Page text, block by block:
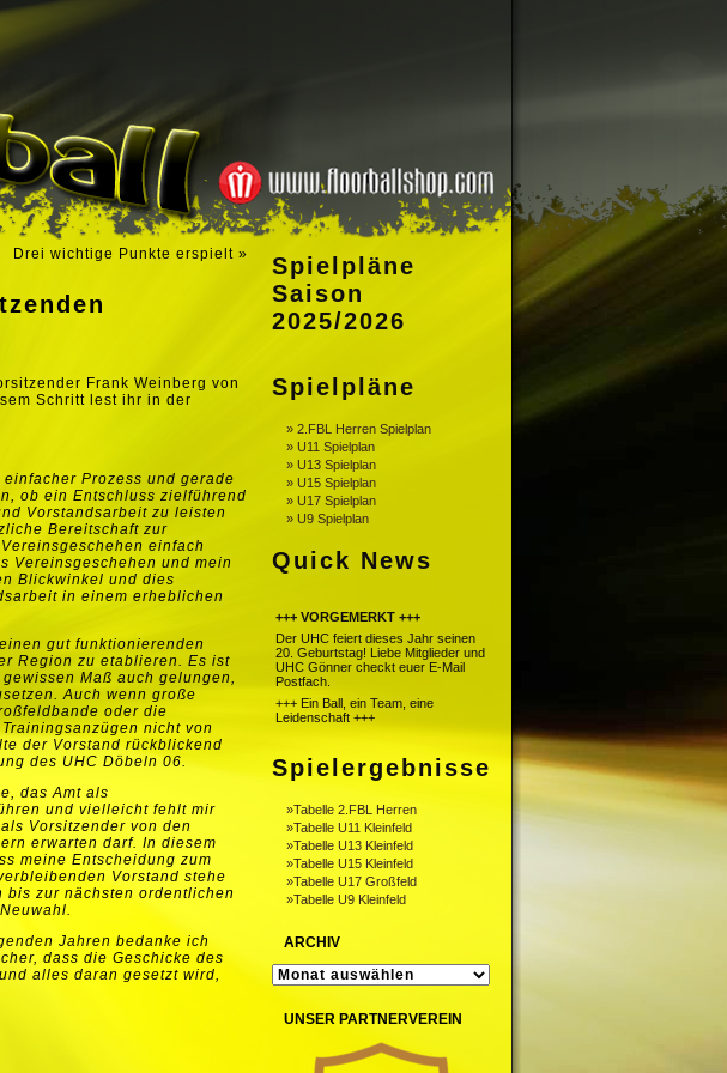
Drei wichtige Punkte erspielt »
Frank Weinberg von
Schritt lest ihr in der
Prozess und gerade
ob ein Entschluss zielführend
Vorstandsarbeit zu leisten
Bereitschaft zur
einfach
Vereinsgeschehen und mein
Blickwinkel und dies
in einem erheblichen
gut funktionierenden
Region zu etablieren. Es ist
Maß auch gelungen,
Auch wenn große
oder die
nicht von
der Vorstand rückblickend
des UHC Döbeln 06.
das Amt als
und vielleicht fehlt mir
Vorsitzender von den
erwarten darf. In diesem
meine Entscheidung zum
Vorstand stehe
zur nächsten ordentlichen
Jahren bedanke ich
dass die Geschicke des
alles daran gesetzt wird,
Spielpläne
Saison
2025/2026
Spielpläne
» 2.FBL Herren Spielplan
» U11 Spielplan
» U13 Spielplan
» U15 Spielplan
» U17 Spielplan
» U9 Spielplan
Quick News
+++ VORGEMERKT +++
Der UHC feiert dieses Jahr seinen
20. Geburtstag! Liebe Mitglieder und
UHC Gönner checkt euer E-Mail
Postfach.
+++ Ein Ball, ein Team, eine
Leidenschaft +++
Spielergebnisse
»Tabelle 2.FBL Herren
»Tabelle U11 Kleinfeld
»Tabelle U13 Kleinfeld
»Tabelle U15 Kleinfeld
»Tabelle U17 Großfeld
»Tabelle U9 Kleinfeld
ARCHIV
ARCHIV
UNSER PARTNERVEREIN